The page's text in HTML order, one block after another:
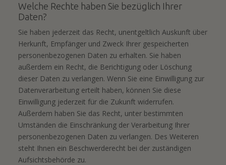
Welche Rechte haben Sie bezüglich Ihrer
Daten?
Sie haben jederzeit das Recht, unentgeltlich Auskunft über
Herkunft, Empfänger und Zweck Ihrer gespeicherten
personenbezogenen Daten zu erhalten. Sie haben
außerdem ein Recht, die Berichtigung oder Löschung
dieser Daten zu verlangen. Wenn Sie eine Einwilligung zur
Datenverarbeitung erteilt haben, können Sie diese
Einwilligung jederzeit für die Zukunft widerrufen.
Außerdem haben Sie das Recht, unter bestimmten
Umständen die Einschränkung der Verarbeitung Ihrer
personenbezogenen Daten zu verlangen. Des Weiteren
steht Ihnen ein Beschwerderecht bei der zuständigen
Aufsichtsbehörde zu.